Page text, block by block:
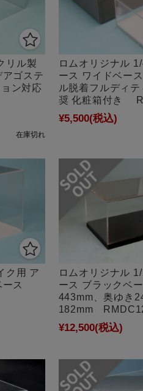
リル製
ゴステ
ン対応
在庫切れ
ロムオリジナル
ース ワイドベー
ル脱着フルディ
奨 化粧箱付き
¥5,500(税込)
ク用 ア
ス
ロムオリジナル
ース ブラックベ
443mm、奥ゆき
182mm
¥12,500(税込)